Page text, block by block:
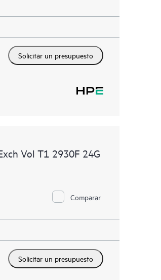
Solicitar un presupuesto
Vol T1 2930F 24G
Comparar
Solicitar un presupuesto